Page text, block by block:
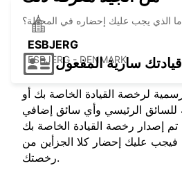
ESBJERG
ESBJERG - DENMARK
ما الذي يجب عليك إحضاره في المحطة؟
سارية المفعول
لرخصة القيادة الخاصة بك أو
للسائق الرئيسي وأي سائق إضافي
تم إصدار رخصة القيادة الخاصة بك
فيجب عليك إحضار كلا الجزأين من
رخصتك.